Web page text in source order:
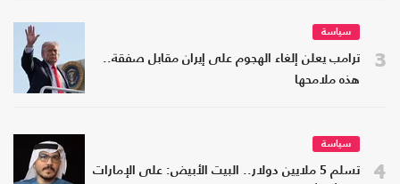
3
سياسة
ترامب يعلن إلغاء الهجوم على إيران مقابل صفقة..
هذه ملامحها
4
سياسة
تسلم 5 ملايين دولار.. البيت الأبيض: على الإمارات